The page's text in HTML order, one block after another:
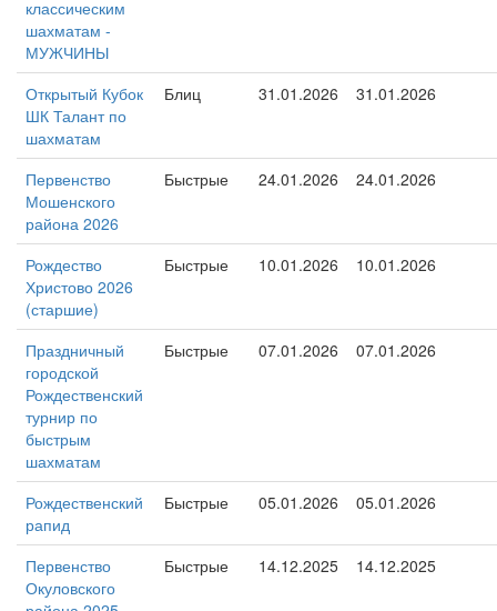
классическим
шахматам -
МУЖЧИНЫ
Открытый Кубок
ШК Талант по
шахматам
Блиц 31.01.2026 31.01.2026
Первенство
Мошенского
района 2026
Быстрые 24.01.2026 24.01.2026
Рождество
Христово 2026
(старшие)
Быстрые 10.01.2026 10.01.2026
Праздничный
городской
Рождественский
турнир по
быстрым
шахматам
Быстрые 07.01.2026 07.01.2026
Рождественский
рапид
Быстрые 05.01.2026 05.01.2026
Первенство
Окуловского
Быстрые 14.12.2025 14.12.2025